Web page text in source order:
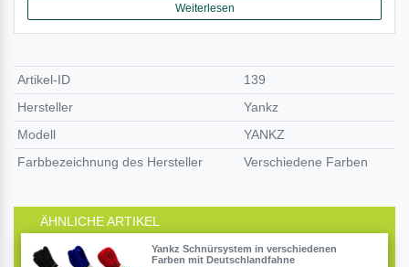
Weiterlesen
Artikel-ID
139
Hersteller
Yankz
Modell
YANKZ
Farbbezeichnung des Hersteller
Verschiedene Farben
ÄHNLICHE ARTIKEL
Yankz Schnürsystem in verschiedenen
Farben mit Deutschlandfahne